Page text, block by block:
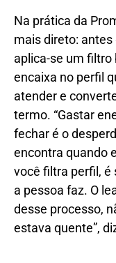
Na prática da
mais direto:
aplica-se um filtro
encaixa no perfil
atender e
termo. “Gastar
fechar é o
encontra quando
você filtra perfil, é
a pessoa faz. O
desse processo,
estava quente”,